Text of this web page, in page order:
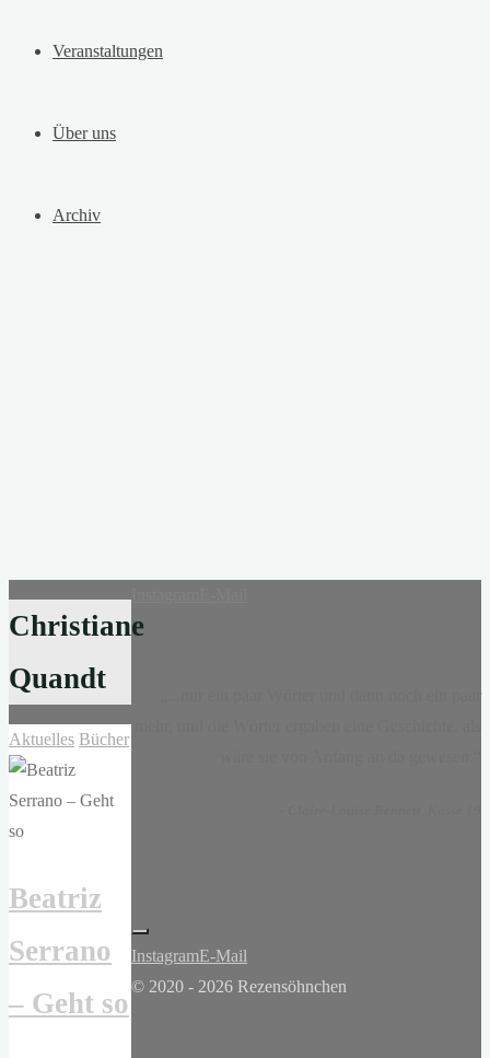
Veranstaltungen
Über uns
Archiv
Christiane
Quandt
Aktuelles Bücher
Beatriz
Serrano
– Geht so
InstagramE-Mail
© 2020 - 2026 Rezensöhnchen